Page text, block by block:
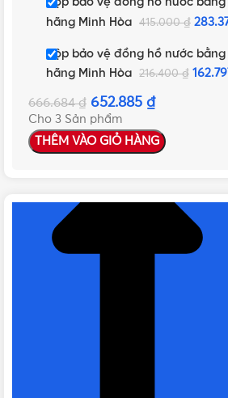
Hộp bảo vệ đồng hồ nước bằng
hãng Minh Hòa
415.000₫
Hộp bảo vệ đồng hồ nước
hãng Minh Hòa
216.400₫
666.684₫ 652.885 ₫
Cho 3 Sản phẩm
THÊM VÀO GIỎ HÀNG
Thông số kỹ thuật của Đồng
Minh Hòa MH-XK DN15 | Chính
NHẤN ĐỂ XEM TIẾP (THU GỌN)